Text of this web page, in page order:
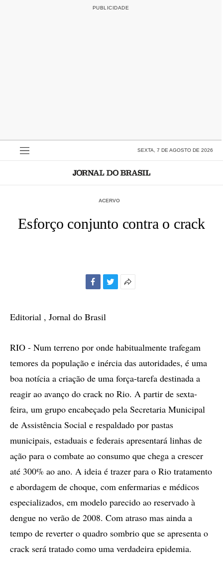
SEXTA, 7 DE AGOSTO DE 2026
ACERVO
Esforço conjunto contra o crack
Editorial , Jornal do Brasil
RIO - Num terreno por onde habitualmente trafegam
temores da população e inércia das autoridades, é uma
boa notícia a criação de uma força-tarefa destinada a
reagir ao avanço do crack no Rio. A partir de sexta-
feira, um grupo encabeçado pela Secretaria Municipal
de Assistência Social e respaldado por pastas
municipais, estaduais e federais apresentará linhas de
ação para o combate ao consumo que chega a crescer
até 300% ao ano. A ideia é trazer para o Rio tratamento
e abordagem de choque, com enfermarias e médicos
especializados, em modelo parecido ao reservado à
dengue no verão de 2008. Com atraso mas ainda a
tempo de reverter o quadro sombrio que se apresenta o
crack será tratado como uma verdadeira epidemia.